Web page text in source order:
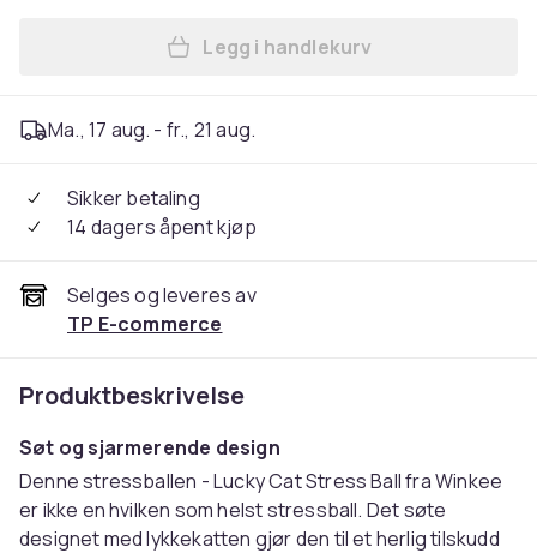
Legg Winkee Lucky Cat
Legg i handlekurv
Ma., 17 aug. - fr., 21 aug.
Sikker betaling
14 dagers åpent kjøp
Selges og leveres av
TP E-commerce
Produktbeskrivelse
Søt og sjarmerende design
Denne stressballen - Lucky Cat Stress Ball fra Winkee
er ikke en hvilken som helst stressball. Det søte
designet med lykkekatten gjør den til et herlig tilskudd